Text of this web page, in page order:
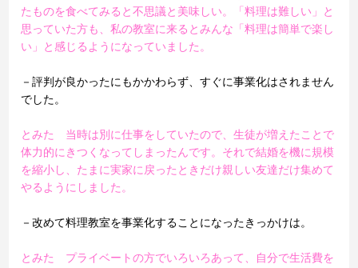
たものを食べてみると不思議と美味しい。「料理は難しい」と
思っていた方も、私の教室に来るとみんな「料理は簡単で楽し
い」と感じるようになっていました。
－評判が良かったにもかかわらず、すぐに事業化はされません
でした。
とみた 当時は別に仕事をしていたので、生徒が増えたことで
体力的にきつくなってしまったんです。それで結婚を機に規模
を縮小し、たまに実家に戻ったときだけ親しい友達だけ集めて
やるようにしました。
－改めて料理教室を事業化することになったきっかけは。
とみた プライベートの方でいろいろあって、自分で生活費を